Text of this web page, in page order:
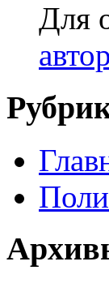
Для